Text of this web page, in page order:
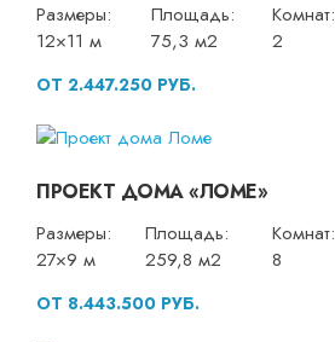
Размеры:
12×11 м
Площадь:
75,3 м2
Комнат:
2
ОТ 2.447.250 РУБ.
ПРОЕКТ ДОМА «ЛОМЕ»
Размеры:
27×9 м
Площадь:
259,8 м2
Комнат:
8
ОТ 8.443.500 РУБ.